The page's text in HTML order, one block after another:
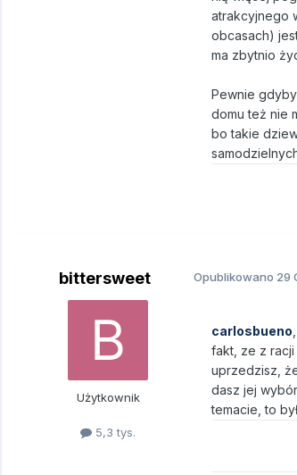
atrakcyjnego
obcasach)
ma zbytnio
Pewnie
domu też nie
bo takie
bittersweet
Użytkownik
5,3 tys.
Opublikowano 29
carlosbueno
fakt, ze z
uprzedzisz,
dasz jej
temacie, to